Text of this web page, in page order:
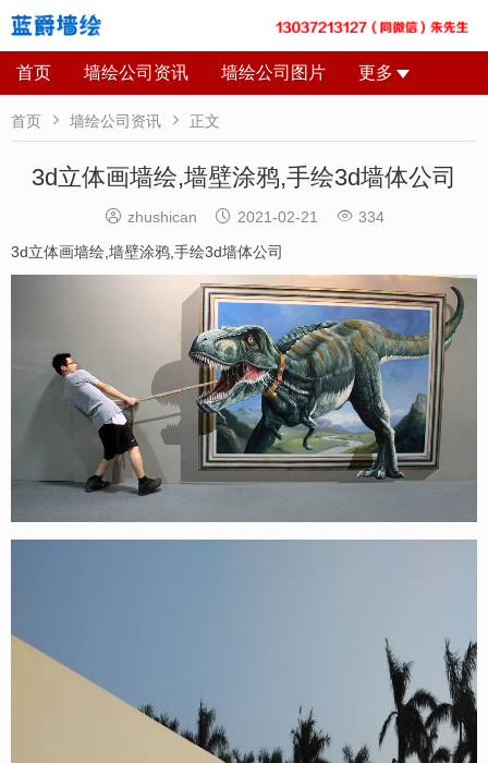
首页 墙绘公司资讯 墙绘公司图片 更多
首页  墙绘公司资讯  正文
3d立体画墙绘,墙壁涂鸦,手绘3d墙体公司
 zhushican  2021-02-21  334
3d立体画墙绘 墙壁涂鸦 手绘3d墙体公司